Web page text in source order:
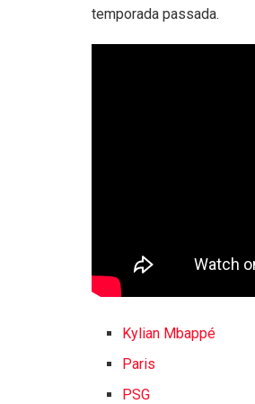
temporada passada.
Kylian Mbappé
Paris
PSG